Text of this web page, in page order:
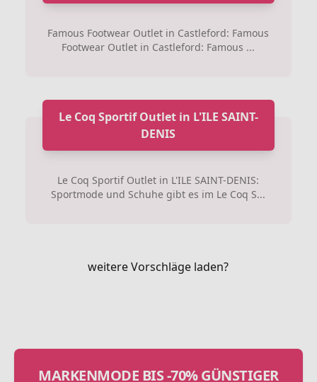
Famous Footwear Outlet in Castleford: Famous
Footwear Outlet in Castleford: Famous ...
Le Coq Sportif Outlet in L'ILE SAINT-
DENIS
Le Coq Sportif Outlet in L'ILE SAINT-DENIS:
Sportmode und Schuhe gibt es im Le Coq S...
weitere Vorschläge laden?
MARKENMODE BIS -70% GÜNSTIGER